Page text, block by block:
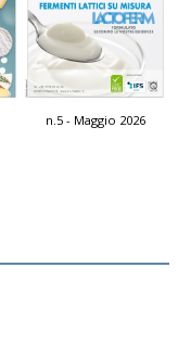
n.5 - Maggio 2026